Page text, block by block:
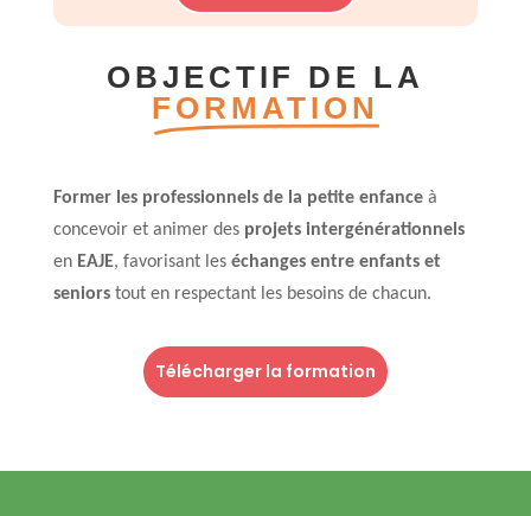
OBJECTIF DE LA
FORMATION
Former les professionnels de la petite enfanceà
concevoir et animer des projets intergénérationnels
en EAJE, favorisant les échanges entre enfants et
seniorstout en respectant les besoins de chacun.
Télécharger la formation